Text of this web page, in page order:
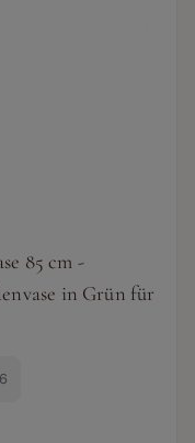
85 cm -
in Grün für